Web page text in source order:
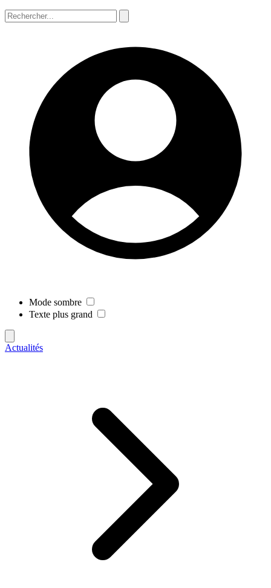
Mode sombre
Texte plus grand
Actualités